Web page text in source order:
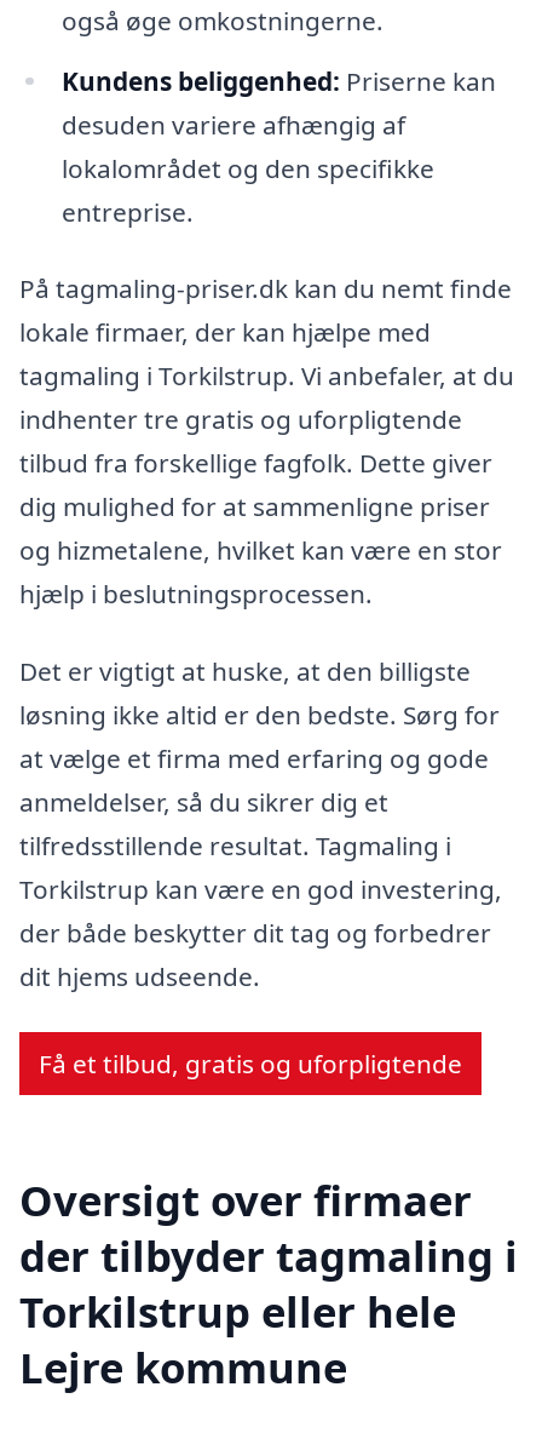
også øge omkostningerne.
Kundens beliggenhed: Priserne kan
desuden variere afhængig af
lokalområdet og den specifikke
entreprise.
På tagmaling-priser.dk kan du nemt finde
lokale firmaer, der kan hjælpe med
tagmaling i Torkilstrup. Vi anbefaler, at du
indhenter tre gratis og uforpligtende
tilbud fra forskellige fagfolk. Dette giver
dig mulighed for at sammenligne priser
og hizmetalene, hvilket kan være en stor
hjælp i beslutningsprocessen.
Det er vigtigt at huske, at den billigste
løsning ikke altid er den bedste. Sørg for
at vælge et firma med erfaring og gode
anmeldelser, så du sikrer dig et
tilfredsstillende resultat. Tagmaling i
Torkilstrup kan være en god investering,
der både beskytter dit tag og forbedrer
dit hjems udseende.
Få et tilbud, gratis og uforpligtende
Oversigt over firmaer
der tilbyder tagmaling i
Torkilstrup eller hele
Lejre kommune